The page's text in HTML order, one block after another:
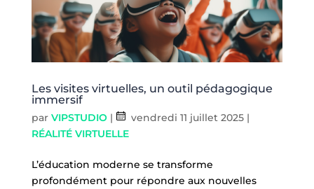
Les visites virtuelles, un outil pédagogique
immersif
par VIPSTUDIO| vendredi 11 juillet 2025|
RÉALITÉ VIRTUELLE
L’éducation moderne se transforme
profondément pour répondre aux nouvelles